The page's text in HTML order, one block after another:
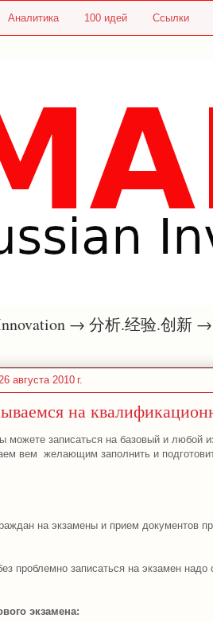
Аналитика 100 идей Ссылки
→ 分析.经验.创新 →
августа 2010 г.
на
можете записаться на базовый и любой
вем желающим заполнить и
на экзамены и прием документов
проблемно записаться на экзамен
экзамена: